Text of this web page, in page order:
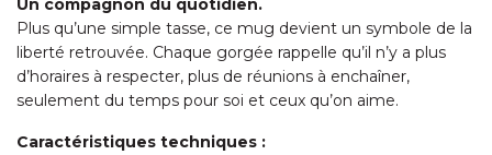
Un compagnon du quotidien.
Plus qu’une simple tasse, ce mug devient un symbole de la
liberté retrouvée. Chaque gorgée rappelle qu’il n’y a plus
d’horaires à respecter, plus de réunions à enchaîner,
seulement du temps pour soi et ceux qu’on aime.
Caractéristiques techniques :